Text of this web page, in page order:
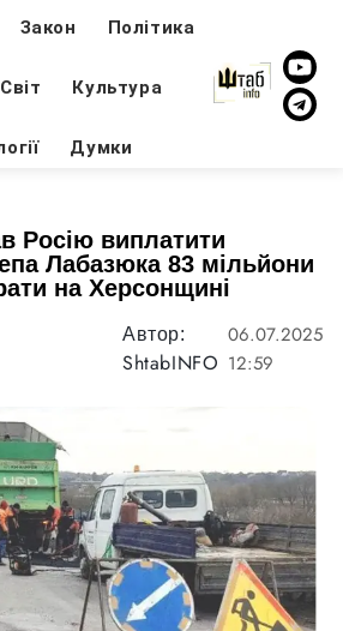
Закон Політика
Світ Культура
Думки
Росію виплатити
Лабазюка 83 мільйони
на Херсонщині
Автор:
ShtabINFO
06.07.2025
12:59